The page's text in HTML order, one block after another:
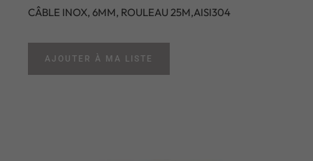
CÂBLE INOX, 6MM, ROULEAU 25M,AISI304
AJOUTER À MA LISTE